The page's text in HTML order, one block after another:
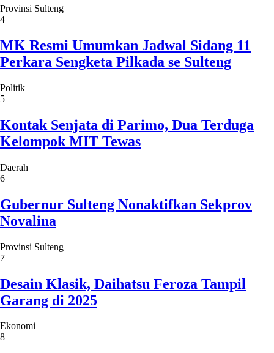
Provinsi Sulteng
4
MK Resmi Umumkan Jadwal Sidang 11
Perkara Sengketa Pilkada se Sulteng
Politik
5
Kontak Senjata di Parimo, Dua Terduga
Kelompok MIT Tewas
Daerah
6
Gubernur Sulteng Nonaktifkan Sekprov
Novalina
Provinsi Sulteng
7
Desain Klasik, Daihatsu Feroza Tampil
Garang di 2025
Ekonomi
8